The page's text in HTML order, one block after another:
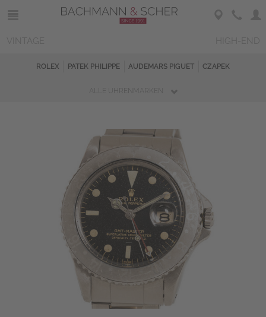
ROLEX PATEK PHILIPPE AUDEMARS PIGUET CZAPEK